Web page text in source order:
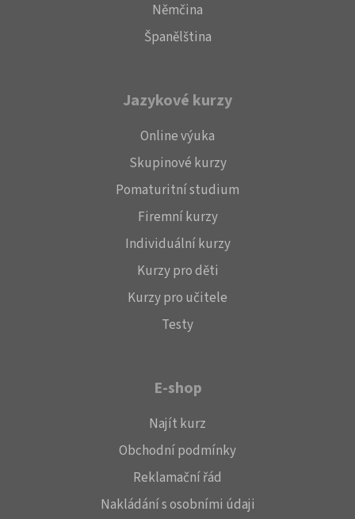
Němčina
Španělština
Jazykové kurzy
Online výuka
Skupinové kurzy
Pomaturitní studium
Firemní kurzy
Individuální kurzy
Kurzy pro děti
Kurzy pro učitele
Testy
E-shop
Najít kurz
Obchodní podmínky
Reklamační řád
Nakládání s osobními údaji